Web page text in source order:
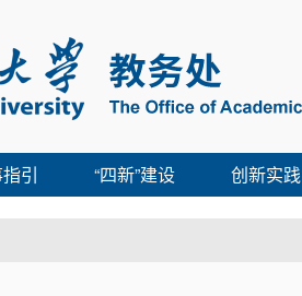
引 “四新”建设 创新实践